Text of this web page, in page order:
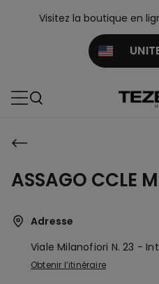
Visitez la boutique en
ASSAGO CCLE
Adresse
Viale Milanofiori N. 23 -
Obtenir l’itinéraire